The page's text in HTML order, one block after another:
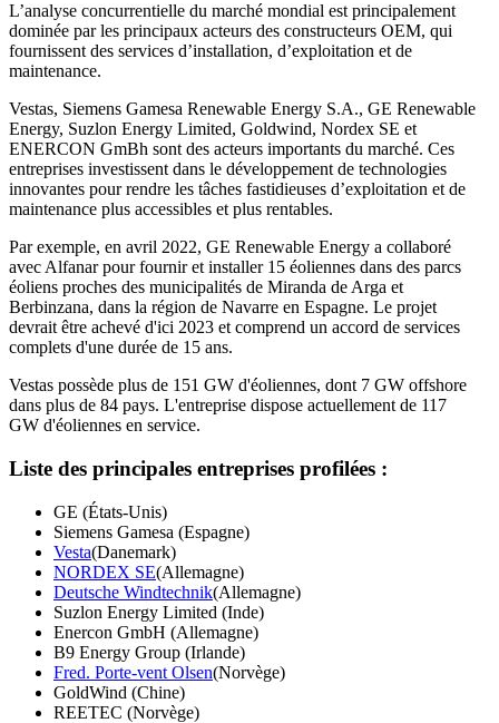
L’analyse concurrentielle du marché mondial est principalement
dominée par les principaux acteurs des constructeurs OEM, qui
fournissent des services d’installation, d’exploitation et de
maintenance.
Vestas, Siemens Gamesa Renewable Energy S.A., GE Renewable
Energy, Suzlon Energy Limited, Goldwind, Nordex SE et
ENERCON GmBh sont des acteurs importants du marché. Ces
entreprises investissent dans le développement de technologies
innovantes pour rendre les tâches fastidieuses d’exploitation et de
maintenance plus accessibles et plus rentables.
Par exemple, en avril 2022, GE Renewable Energy a collaboré
avec Alfanar pour fournir et installer 15 éoliennes dans des parcs
éoliens proches des municipalités de Miranda de Arga et
Berbinzana, dans la région de Navarre en Espagne. Le projet
devrait être achevé d'ici 2023 et comprend un accord de services
complets d'une durée de 15 ans.
Vestas possède plus de 151 GW d'éoliennes, dont 7 GW offshore
dans plus de 84 pays. L'entreprise dispose actuellement de 117
GW d'éoliennes en service.
Liste des principales entreprises profilées :
GE (États-Unis)
Siemens Gamesa (Espagne)
Vesta(Danemark)
NORDEX SE(Allemagne)
Deutsche Windtechnik(Allemagne)
Suzlon Energy Limited (Inde)
Enercon GmbH (Allemagne)
B9 Energy Group (Irlande)
Fred. Porte-vent Olsen(Norvège)
GoldWind (Chine)
REETEC (Norvège)